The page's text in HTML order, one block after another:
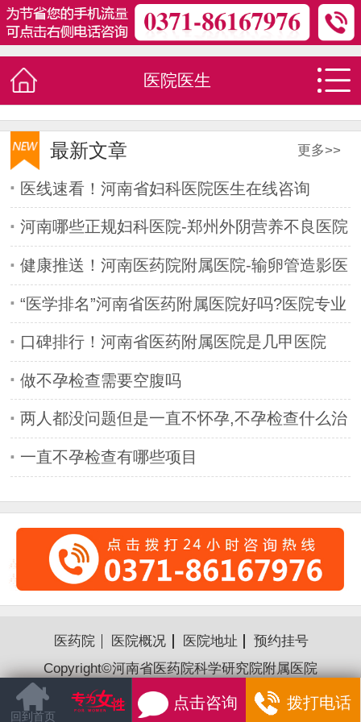
医院医生
最新文章 更多>>
医线速看！河南省妇科医院医生在线咨询
河南哪些正规妇科医院-郑州外阴营养不良医院
医生
健康推送！河南医药院附属医院-输卵管造影医
院医
“医学排名”河南省医药附属医院好吗?医院专业
吗口碑排行！河南省医药附属医院是几甲医院
做不孕检查需要空腹吗
两人都没问题但是一直不怀孕,不孕检查什么治
疗什
一直不孕检查有哪些项目
医药院 医院概况 医院地址
预约挂号
Copyright©河南省医药院科学研究院附属医院
豫ICP备16018176号-14
回到首页
点击咨询 拨打电话